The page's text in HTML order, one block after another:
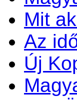
Mit
Az
Új